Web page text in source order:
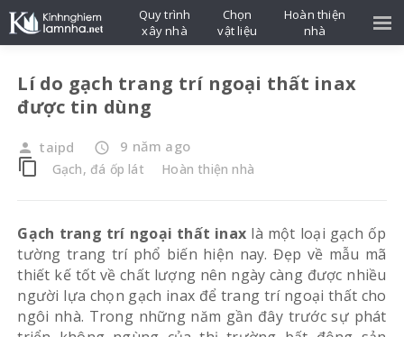
Lí do gạch trang trí ngoại thất inax
được tin dùng
person taipd access_time 9 năm ago
content_copy Gạch, đá ốp lát Hoàn thiện nhà
Gạch trang trí ngoại thất inax là một loại gạch ốp
tường trang trí phổ biến hiện nay. Đẹp về mẫu mã
thiết kế tốt về chất lượng nên ngày càng được nhiều
người lựa chọn gạch inax để trang trí ngoại thất cho
ngôi nhà. Trong những năm gần đây trước sự phát
Quy trình
xây nhà
Chọn
vật liệu
Hoàn thiện
nhà